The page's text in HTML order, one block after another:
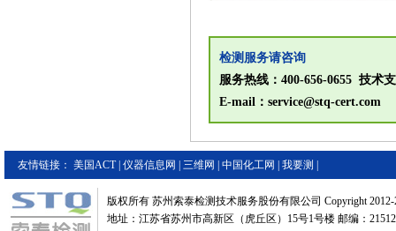
检测服务请咨询
服务热线：400-656-0655 技术
E-mail：service@stq-cert.com
友情链接： 美国ACT| 仪器信息网 三维网 中国化工网 我要测
版权所有 苏州索泰检测技术服务股份有限公司 Copyright 2012-
地址：江苏省苏州市高新区（虎丘区）15号1号楼 邮编：